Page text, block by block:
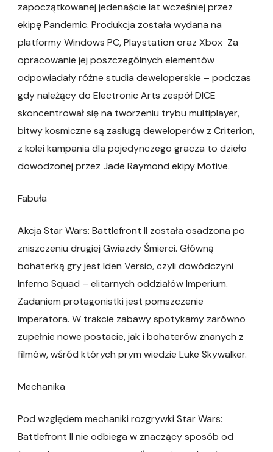
zapoczątkowanej jedenaście lat wcześniej przez
ekipę Pandemic. Produkcja została wydana na
platformy Windows PC, Playstation oraz Xbox Za
opracowanie jej poszczególnych elementów
odpowiadały różne studia deweloperskie – podczas
gdy należący do Electronic Arts zespół DICE
skoncentrował się na tworzeniu trybu multiplayer,
bitwy kosmiczne są zasługą deweloperów z Criterion,
z kolei kampania dla pojedynczego gracza to dzieło
dowodzonej przez Jade Raymond ekipy Motive.
Fabuła
Akcja Star Wars: Battlefront II została osadzona po
zniszczeniu drugiej Gwiazdy Śmierci. Główną
bohaterką gry jest Iden Versio, czyli dowódczyni
Inferno Squad – elitarnych oddziałów Imperium.
Zadaniem protagonistki jest pomszczenie
Imperatora. W trakcie zabawy spotykamy zarówno
zupełnie nowe postacie, jak i bohaterów znanych z
filmów, wśród których prym wiedzie Luke Skywalker.
Mechanika
Pod względem mechaniki rozgrywki Star Wars:
Battlefront II nie odbiega w znaczący sposób od